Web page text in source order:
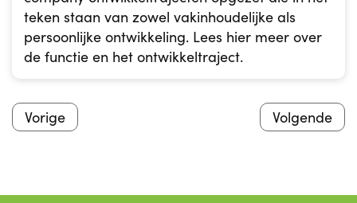
teken staan van zowel vakinhoudelijke als
persoonlijke ontwikkeling. Lees hier meer over
de functie en het ontwikkeltraject.
Vorige Volgende